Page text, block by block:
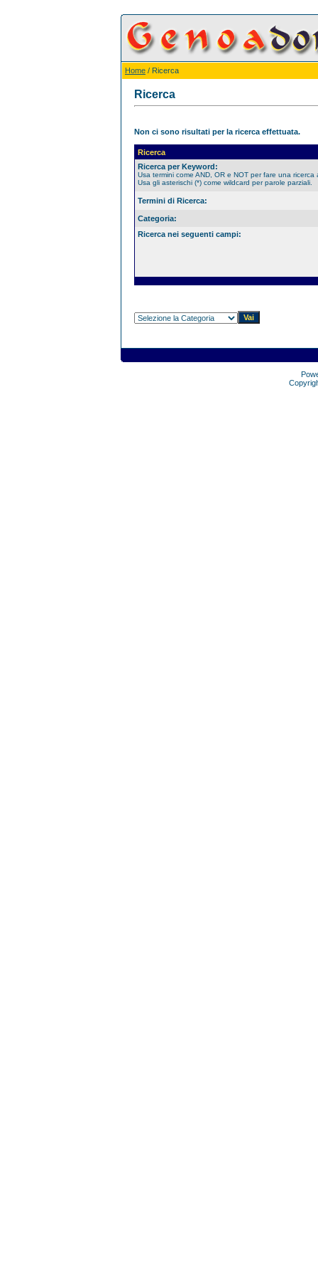
Home / Ricerca
Ricerca
Non ci sono risultati per la ricerca effettuata.
Ricerca
Ricerca per Keyword:
Usa termini come AND, OR e NOT per fare una ricerca
Usa gli asterischi (*) come wildcard per parole parziali.
Termini di Ricerca:
Categoria:
Ricerca nei seguenti campi: